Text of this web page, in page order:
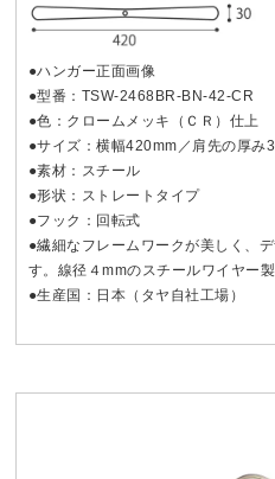
●ハンガー正面画像
●型番：TSW-2468BR-BN-42-CR
●色：クロームメッキ（ＣＲ）仕上
●サイズ：横幅420mm／肩先の厚み
●素材：スチール
●形状：ストレートタイプ
●フック：回転式
●繊細なフレームワークが美しく、
す。線径４mmのスチールワイヤー製
●生産国：日本（タヤ自社工場）